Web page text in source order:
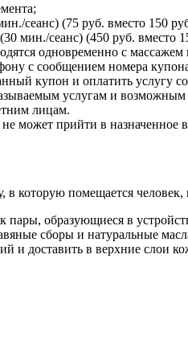
сеанс) (75 руб. вместо 150
мин./сеанс) (450 руб. вместо
одновременно с массажем
с сообщением номера
купон и оплатить услугу
услугам и
лицам.
может прийти в
которую помещается
образующиеся в
сборы и натуральные
и доставить в верхние слои